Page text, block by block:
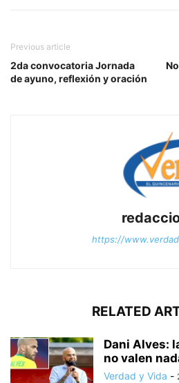
Previous article
2da convocatoria Jornada
de ayuno, reflexión y oración
https://
RELATED
Dani Alves:
no valen
Verdad y Vida -